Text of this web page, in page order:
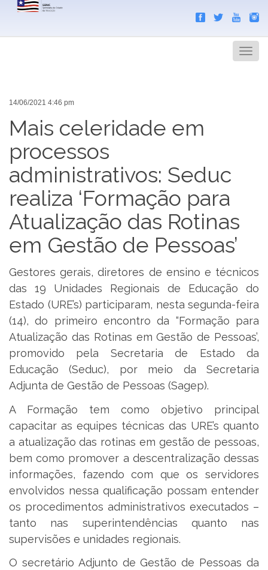
Menu
14/06/2021 4:46 pm
Mais celeridade em
processos
administrativos: Seduc
realiza ‘Formação para
Atualização das Rotinas
em Gestão de Pessoas’
Gestores gerais, diretores de ensino e técnicos
das 19 Unidades Regionais de Educação do
Estado (URE’s) participaram, nesta segunda-feira
(14), do primeiro encontro da “Formação para
Atualização das Rotinas em Gestão de Pessoas’,
promovido pela Secretaria de Estado da
Educação (Seduc), por meio da Secretaria
Adjunta de Gestão de Pessoas (Sagep).
A Formação tem como objetivo principal
capacitar as equipes técnicas das URE’s quanto
a atualização das rotinas em gestão de pessoas,
bem como promover a descentralização dessas
informações, fazendo com que os servidores
envolvidos nessa qualificação possam entender
os procedimentos administrativos executados –
tanto nas superintendências quanto nas
supervisões e unidades regionais.
O secretário Adjunto de Gestão de Pessoas da